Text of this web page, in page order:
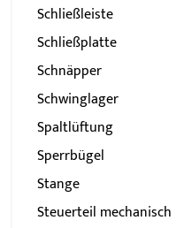
Schließleiste
Schließplatte
Schnäpper
Schwinglager
Spaltlüftung
Sperrbügel
Stange
Steuerteil mechanisch